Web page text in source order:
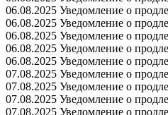
06.08.2025 Уведомление о
06.08.2025 Уведомление о
06.08.2025 Уведомление о
06.08.2025 Уведомление о
06.08.2025 Уведомление о
07.08.2025 Уведомление о
07.08.2025 Уведомление о
07.08.2025 Уведомление о
07.08.2025 Уведомление о